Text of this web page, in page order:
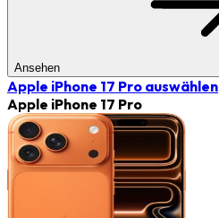
Ansehen
Apple iPhone 17 Pro auswählen
Apple iPhone 17 Pro